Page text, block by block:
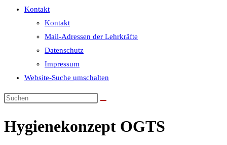
Kontakt
Kontakt
Mail-Adressen der Lehrkräfte
Datenschutz
Impressum
Website-Suche umschalten
Hygienekonzept OGTS